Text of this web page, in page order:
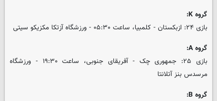
گروه K:
بازی ۲۴: ازبکستان - کلمبیا، ساعت ۰۵:۳۰ - ورزشگاه آزتکا مکزیکو سیتی
گروه A:
بازی ۲۵: جمهوری چک - آفریقای جنوبی، ساعت ۱۹:۳۰ - ورزشگاه
مرسدس بنز آتلانتا
گروه B: